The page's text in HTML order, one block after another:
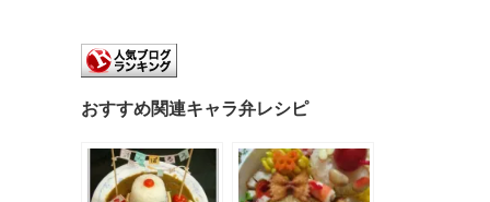
おすすめ関連キャラ弁レシピ